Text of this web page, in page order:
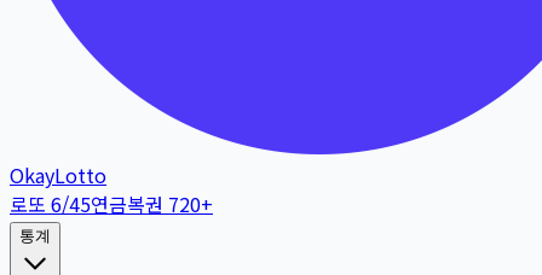
OkayLotto
로또 6/45연금복권 720+
통계